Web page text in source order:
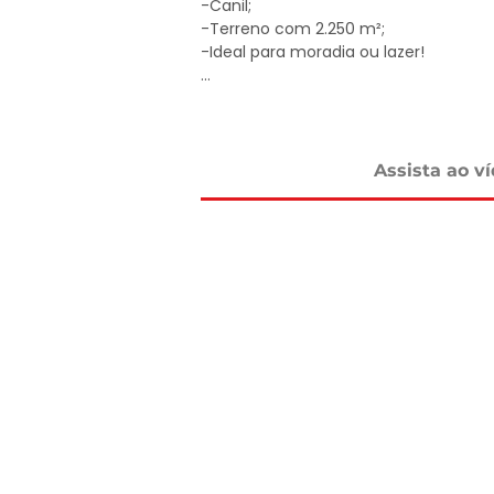
-Canil;
-Terreno com 2.250 m²;
-Ideal para moradia ou lazer!
Assista ao